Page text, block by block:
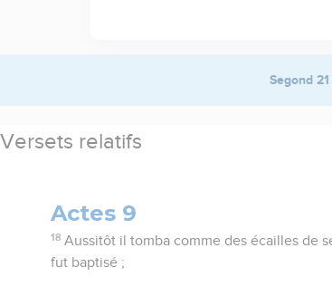
Segond 21
Versets relatifs
Actes 9
18 Aussitôt il tomba comme des écailles de
fut baptisé ;